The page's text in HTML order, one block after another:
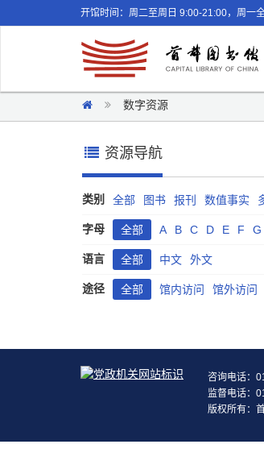
开馆时间：周二至周日 9:00-21:00，周一
数字资源
资源导航
类别 全部 图书 报刊 数值事实
字母 全部 A B C D E F G
语言 全部 中文 外文
途径 全部 馆内访问 馆外访问
咨询电话：
监督电话：
版权所有：